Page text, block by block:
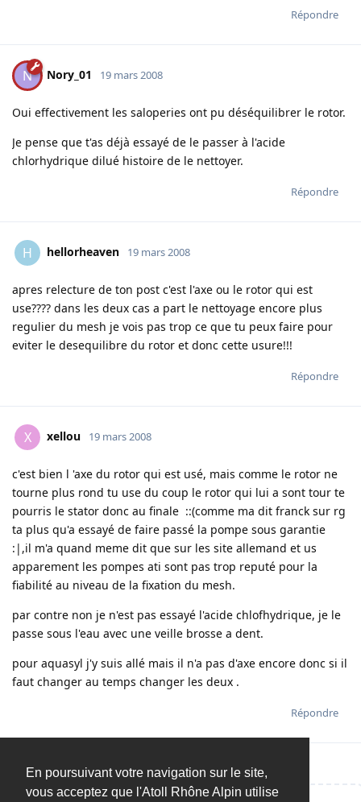
En poursuivant votre navigation sur le site,
vous acceptez que l'Atoll Rhône Alpin utilise
Répondre
N Nory_01 19 mars 2008
Oui effectivement les saloperies ont pu déséquilibrer le rotor.
Je pense que t'as déjà essayé de le passer à l'acide
chlorhydrique dilué histoire de le nettoyer.
Répondre
H hellorheaven 19 mars 2008
apres relecture de ton post c'est l'axe ou le rotor qui est
use???? dans les deux cas a part le nettoyage encore plus
regulier du mesh je vois pas trop ce que tu peux faire pour
eviter le desequilibre du rotor et donc cette usure!!!
Répondre
X xellou 19 mars 2008
c'est bien l 'axe du rotor qui est usé, mais comme le rotor ne
tourne plus rond tu use du coup le rotor qui lui a sont tour te
pourris le stator donc au finale ::(comme ma dit franck sur rg
ta plus qu'a essayé de faire passé la pompe sous garantie
:|,il m'a quand meme dit que sur les site allemand et us
apparement les pompes ati sont pas trop reputé pour la
fiabilité au niveau de la fixation du mesh.
par contre non je n'est pas essayé l'acide chlofhydrique, je le
passe sous l'eau avec une veille brosse a dent.
pour aquasyl j'y suis allé mais il n'a pas d'axe encore donc si il
faut changer au temps changer les deux .
Répondre